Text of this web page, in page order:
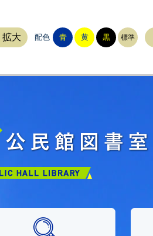
拡大 配色 青 黄 黒 標準